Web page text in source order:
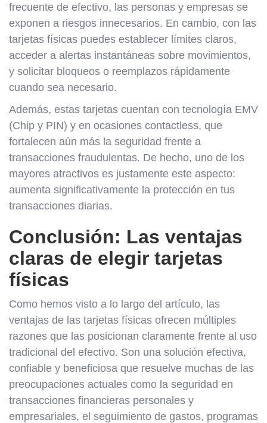
frecuente de efectivo, las personas y empresas se
exponen a riesgos innecesarios. En cambio, con las
tarjetas físicas puedes establecer límites claros,
acceder a alertas instantáneas sobre movimientos,
y solicitar bloqueos o reemplazos rápidamente
cuando sea necesario.
Además, estas tarjetas cuentan con tecnología EMV
(Chip y PIN) y en ocasiones contactless, que
fortalecen aún más la seguridad frente a
transacciones fraudulentas. De hecho, uno de los
mayores atractivos es justamente este aspecto:
aumenta significativamente la protección en tus
transacciones diarias.
Conclusión: Las ventajas
claras de elegir tarjetas
físicas
Como hemos visto a lo largo del artículo, las
ventajas de las tarjetas físicas ofrecen múltiples
razones que las posicionan claramente frente al uso
tradicional del efectivo. Son una solución efectiva,
confiable y beneficiosa que resuelve muchas de las
preocupaciones actuales como la seguridad en
transacciones financieras personales y
empresariales, el seguimiento de gastos, programas